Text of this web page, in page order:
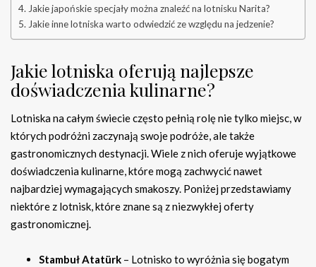
Jakie japońskie specjały można znaleźć na lotnisku Narita?
Jakie inne lotniska warto odwiedzić ze względu na jedzenie?
Jakie lotniska oferują najlepsze
doświadczenia kulinarne?
Lotniska na całym świecie często pełnią rolę nie tylko miejsc, w
których podróżni zaczynają swoje podróże, ale także
gastronomicznych destynacji. Wiele z nich oferuje wyjątkowe
doświadczenia kulinarne, które mogą zachwycić nawet
najbardziej wymagających smakoszy. Poniżej przedstawiamy
niektóre z lotnisk, które znane są z niezwykłej oferty
gastronomicznej.
Stambuł Atatürk – Lotnisko to wyróżnia się bogatym